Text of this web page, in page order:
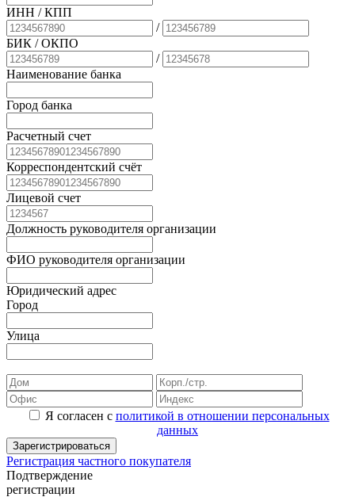
ИНН / КПП
/
БИК / ОКПО
/
Наименование банка
Город банка
Расчетный счет
Корреспондентский счёт
Лицевой счет
Должность руководителя организации
ФИО руководителя организации
Юридический адрес
Город
Улица
Я согласен с политикой в отношении персональных
данных
Зарегистрироваться
Регистрация частного покупателя
Подтверждение
регистрации